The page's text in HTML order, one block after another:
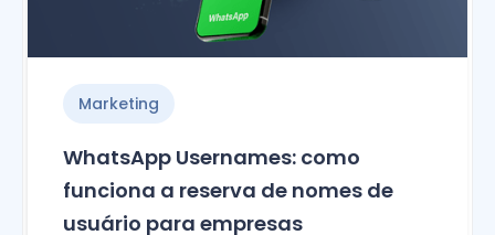
Marketing
WhatsApp Usernames: como
funciona a reserva de nomes de
usuário para empresas